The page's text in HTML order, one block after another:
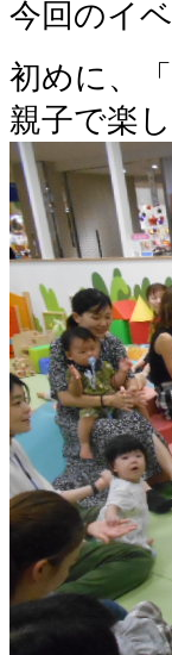
今回のイ
初めに、
親子で楽